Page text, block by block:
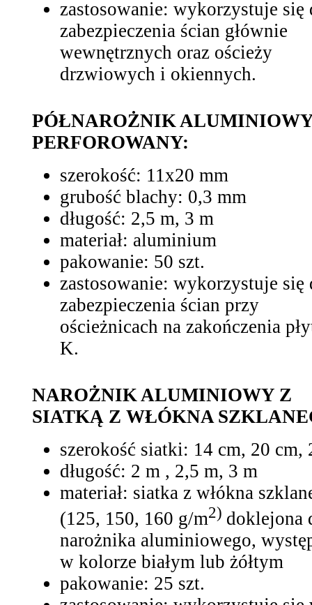
zastosowanie: wykorzystuje się
zabezpieczenia ścian głównie
wewnętrznych oraz ościeży
drzwiowych i okiennych.
PÓŁNAROŻNIK
PERFOROWANY:
szerokość: 11x20 mm
grubość blachy: 0,3 mm
długość: 2,5 m, 3 m
materiał: aluminium
pakowanie: 50 szt.
zastosowanie: wykorzystuje się
zabezpieczenia ścian przy
ościeżnicach na zakończenia
K.
NAROŻNIK ALUMINIOWY Z
SIATKĄ Z WŁÓKNA
szerokość siatki: 14 cm, 20 cm,
długość: 2 m , 2,5 m, 3 m
materiał: siatka z włókna
(125, 150, 160 g/m2) doklejona
narożnika aluminiowego,
w kolorze białym lub żółtym
pakowanie: 25 szt.